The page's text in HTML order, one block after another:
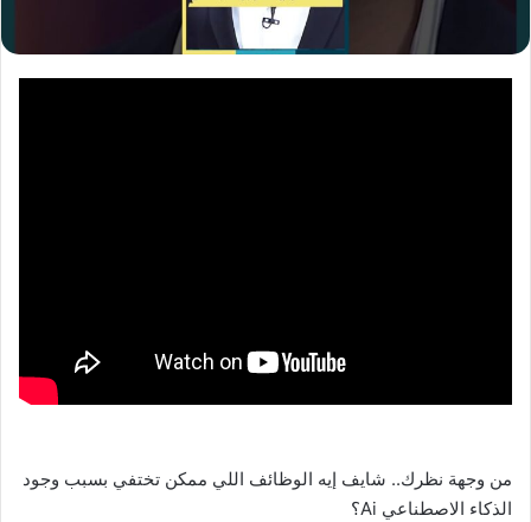
من وجهة نظرك.. شايف إيه الوظائف اللي ممكن تختفي بسبب وجود
الذكاء الاصطناعي Ai؟